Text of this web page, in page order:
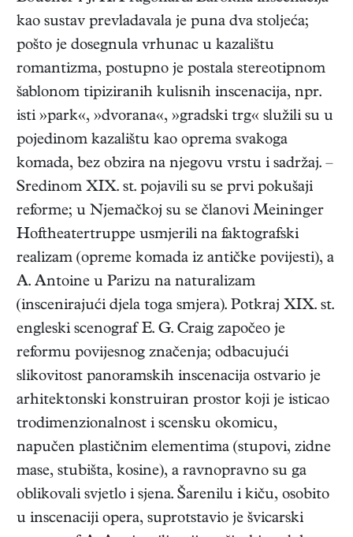
kao sustav prevladavala je puna dva stoljeća;
pošto je dosegnula vrhunac u kazalištu
romantizma, postupno je postala stereotipnom
šablonom tipiziranih kulisnih inscenacija, npr.
isti »park«, »dvorana«, »gradski trg« služili su u
pojedinom kazalištu kao oprema svakoga
komada, bez obzira na njegovu vrstu i sadržaj. –
Sredinom XIX. st. pojavili su se prvi pokušaji
reforme; u Njemačkoj su se članovi Meininger
Hoftheatertruppe usmjerili na faktografski
realizam (opreme komada iz antičke povijesti), a
A. Antoine u Parizu na naturalizam
(inscenirajući djela toga smjera). Potkraj XIX. st.
engleski scenograf E. G. Craig započeo je
reformu povijesnog značenja; odbacujući
slikovitost panoramskih inscenacija ostvario je
arhitektonski konstruiran prostor koji je isticao
trodimenzionalnost i scensku okomicu,
napučen plastičnim elementima (stupovi, zidne
mase, stubišta, kosine), a ravnopravno su ga
oblikovali svjetlo i sjena. Šarenilu i kiču, osobito
u inscenaciji opera, suprotstavio je švicarski